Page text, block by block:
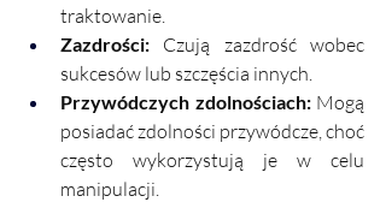
traktowanie.
Zazdrości: Czują zazdrość wobec
sukcesów lub szczęścia innych.
Przywódczych zdolnościach: Mogą
posiadać zdolności przywódcze, choć
często wykorzystują je w celu
manipulacji.